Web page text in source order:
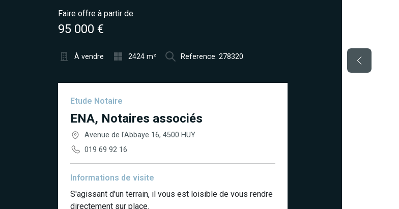
Faire offre à partir de
95 000 €
À vendre 2424 m² Reference: 278320
Etude Notaire
ENA, Notaires associés
Avenue de l'Abbaye 16, 4500 HUY
019 69 92 16
Informations de visite
S'agissant d'un terrain, il vous est loisible de vous rendre
directement sur place.